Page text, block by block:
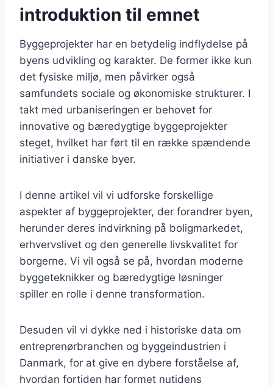
introduktion til emnet
Byggeprojekter har en betydelig indflydelse på
byens udvikling og karakter. De former ikke kun
det fysiske miljø, men påvirker også
samfundets sociale og økonomiske strukturer. I
takt med urbaniseringen er behovet for
innovative og bæredygtige byggeprojekter
steget, hvilket har ført til en række spændende
initiativer i danske byer.
I denne artikel vil vi udforske forskellige
aspekter af byggeprojekter, der forandrer byen,
herunder deres indvirkning på boligmarkedet,
erhvervslivet og den generelle livskvalitet for
borgerne. Vi vil også se på, hvordan moderne
byggeteknikker og bæredygtige løsninger
spiller en rolle i denne transformation.
Desuden vil vi dykke ned i historiske data om
entreprenørbranchen og byggeindustrien i
Danmark, for at give en dybere forståelse af,
hvordan fortiden har formet nutidens